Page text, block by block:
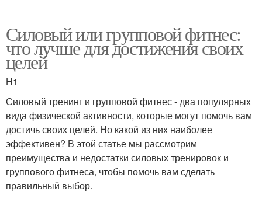
Силовый или групповой фитнес:
что лучше для достижения своих
целей
H1
Силовый тренинг и групповой фитнес - два популярных
вида физической активности, которые могут помочь вам
достичь своих целей. Но какой из них наиболее
эффективен? В этой статье мы рассмотрим
преимущества и недостатки силовых тренировок и
группового фитнеса, чтобы помочь вам сделать
правильный выбор.